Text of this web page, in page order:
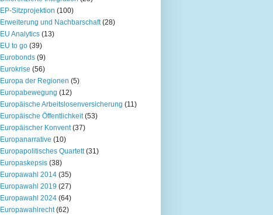
EP-Sitzprojektion (100)
Erweiterung und Nachbarschaft (28)
EU Analytics (13)
EU to go (39)
Eurobonds (9)
Eurokrise (56)
Europa der Regionen (5)
Europabewegung (12)
Europäische Arbeitslosenversicherung (11)
Europäische Öffentlichkeit (53)
Europäischer Konvent (37)
Europanarrative (10)
Europapolitisches Quartett (31)
Europaskepsis (38)
Europawahl 2014 (35)
Europawahl 2019 (27)
Europawahl 2024 (64)
Europawahlrecht (62)